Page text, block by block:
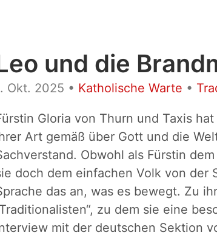
und die
Okt. 2025 • Katholische Warte •
Gloria von Thurn und Taxis
Art gemäß über Gott und die
Obwohl als Fürstin
doch dem einfachen Volk von der
das an, was es bewegt. Zu
zu dem sie eine
mit der deutschen Sektion